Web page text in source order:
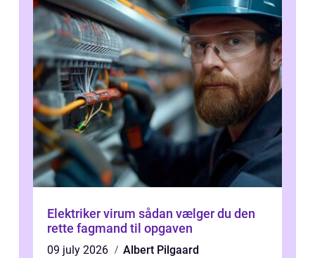
Elektriker virum sådan vælger du den
rette fagmand til opgaven
09 july 2026
Albert Pilgaard